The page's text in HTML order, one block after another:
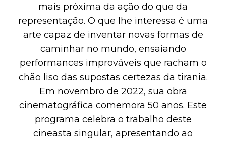
mais próxima da ação do que da
representação. O que lhe interessa é uma
arte capaz de inventar novas formas de
caminhar no mundo, ensaiando
performances improváveis que racham o
chão liso das supostas certezas da tirania.
Em novembro de 2022, sua obra
cinematográfica comemora 50 anos. Este
programa celebra o trabalho deste
cineasta singular, apresentando ao